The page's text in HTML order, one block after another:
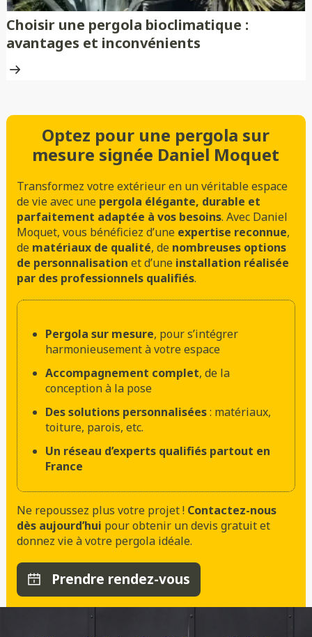
Choisir une pergola bioclimatique :
avantages et inconvénients
Optez pour une pergola sur
mesure signée Daniel Moquet
Transformez votre extérieur en un véritable espace
de vie avec une pergola élégante, durable et
parfaitement adaptée à vos besoins. Avec Daniel
Moquet, vous bénéficiez d’une expertise reconnue,
de matériaux de qualité, de nombreuses options
de personnalisation et d’une installation réalisée
par des professionnels qualifiés.
Pergola sur mesure, pour s’intégrer
harmonieusement à votre espace
Accompagnement complet, de la
conception à la pose
Des solutions personnalisées: matériaux,
toiture, parois, etc.
Un réseau d’experts qualifiés partout en
France
Ne repoussez plus votre projet ! Contactez-nous
dès aujourd’hui pour obtenir un devis gratuit et
donnez vie à votre pergola idéale.
Prendre rendez-vous